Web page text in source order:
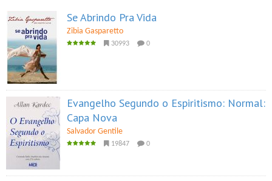
Se Abrindo Pra Vida
Zibia Gasparetto
30993 0
Evangelho Segundo o Espiritismo: Normal:
Capa Nova
Salvador Gentile
19847 0